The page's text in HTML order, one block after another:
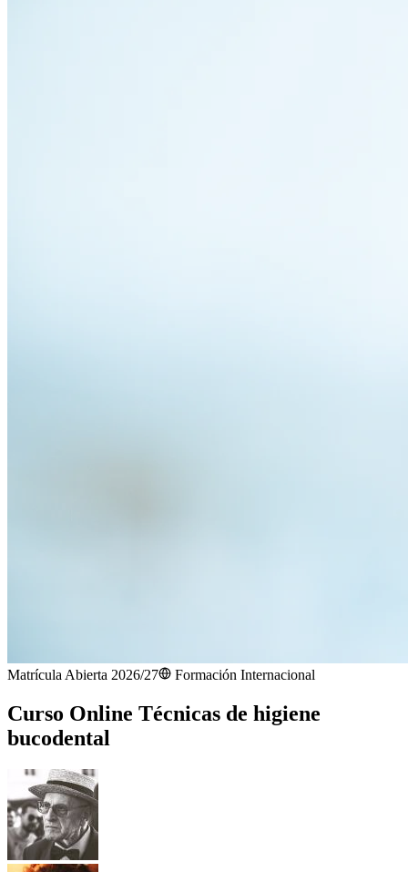
Matrícula Abierta 2026/27 Formación Internacional
Curso Online Técnicas de higiene
bucodental